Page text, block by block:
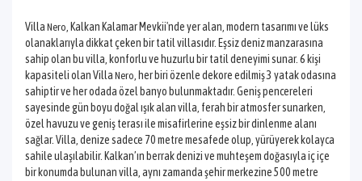
Villa Nero, Kalkan Kalamar Mevkii'nde yer alan, modern tasarımı ve lüks
olanaklarıyla dikkat çeken bir tatil villasıdır. Eşsiz deniz manzarasına
sahip olan bu villa, konforlu ve huzurlu bir tatil deneyimi sunar. 6 kişi
kapasiteli olan Villa Nero, her biri özenle dekore edilmiş 3 yatak odasına
sahiptir ve her odada özel banyo bulunmaktadır. Geniş pencereleri
sayesinde gün boyu doğal ışık alan villa, ferah bir atmosfer sunarken,
özel havuzu ve geniş terası ile misafirlerine eşsiz bir dinlenme alanı
sağlar. Villa, denize sadece 70 metre mesafede olup, yürüyerek kolayca
sahile ulaşılabilir. Kalkan’ın berrak denizi ve muhteşem doğasıyla iç içe
bir konumda bulunan villa, aynı zamanda şehir merkezine 500 metre